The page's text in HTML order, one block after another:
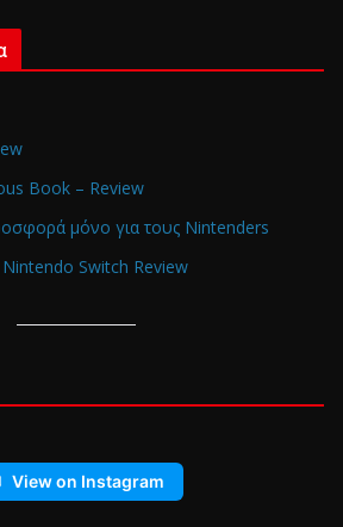
Book – Review
μόνο για τους Nintenders
Switch Review
View on Instagram